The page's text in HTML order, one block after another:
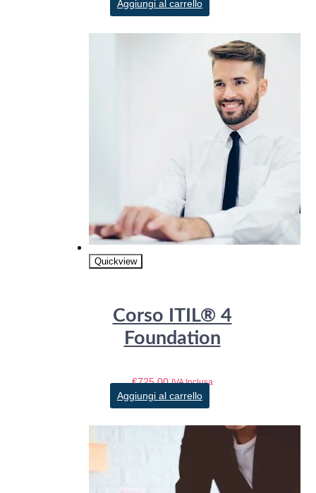
Aggiungi al carrello
Quickview
Corso ITIL® 4
Foundation
€725,00 IVA Inclusa
Aggiungi al carrello